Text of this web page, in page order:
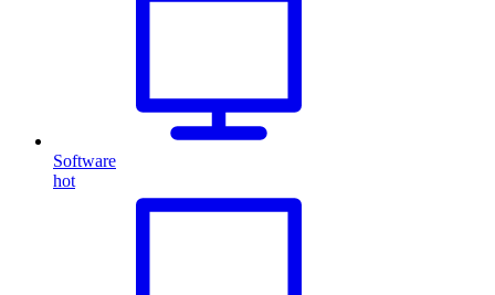
Software
hot